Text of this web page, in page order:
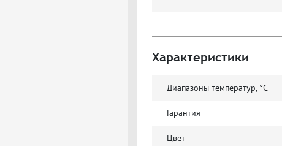
Характеристики
Диапазоны температур, °C
Гарантия
Цвет